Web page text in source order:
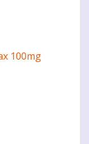
100mg